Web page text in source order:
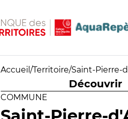
Accueil /Territoire/Saint-Pierre-
Découvrir
COMMUNE